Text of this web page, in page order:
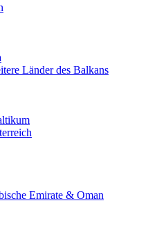
Länder des Balkans
Emirate & Oman